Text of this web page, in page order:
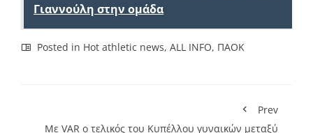
Γιαννούλη στην ομάδα
Posted in Hot athletic news, ALL INFO, ΠΑΟΚ
Prev
Με VAR ο τελικός του Κυπέλλου γυναικών μεταξύ